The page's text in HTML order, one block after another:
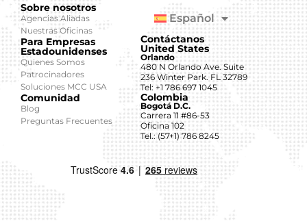
Sobre nosotros
Agencias Aliadas
Nuestras Oficinas
Para Empresas
Estadounidenses
Quienes Somos
Patrocinadores
Soluciones MCC USA
Comunidad
Blog
Preguntas Frecuentes
Español
Contáctanos
United States
Orlando
480 N Orlando Ave. Suite
236 Winter Park. FL 32789
Tel: +1 786 697 1045
Colombia
Bogotá D.C.
Carrera 11 #86-53
Oficina 102
Tel.: (57+1) 786 8245